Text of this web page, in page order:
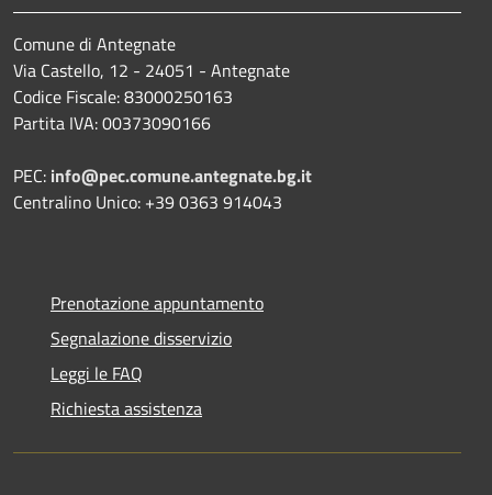
Comune di Antegnate
Via Castello, 12 - 24051 - Antegnate
Codice Fiscale: 83000250163
Partita IVA: 00373090166
PEC: info@pec.comune.antegnate.bg.it
Centralino Unico: +39 0363 914043
Prenotazione appuntamento
Segnalazione disservizio
Leggi le FAQ
Richiesta assistenza